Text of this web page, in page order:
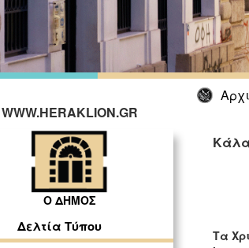
WWW.HERAKLION.GR
Ο ΔΗΜΟΣ
Δελτία Τύπου
Τα